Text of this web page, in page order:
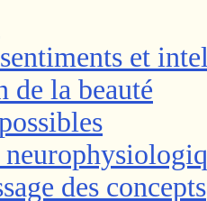
et
la beauté
des concepts